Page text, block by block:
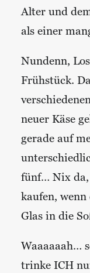
Alter und
als einer
Nundenn,
Frühstück.
neuer Käse
gerade auf
fünf… Nix da,
kaufen,
Glas in die
Waaaaaah…
trinke ICH